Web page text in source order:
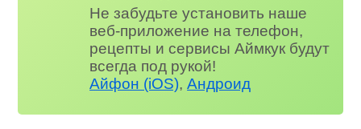
Не забудьте установить наше
веб-приложение на телефон,
рецепты и сервисы Аймкук будут
всегда под рукой!
Айфон (iOS),Андроид